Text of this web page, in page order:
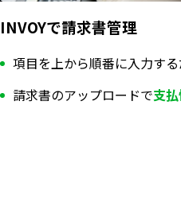
INVOYで請求書管理
項目を上から順番に入力す
請求書のアップロードで支